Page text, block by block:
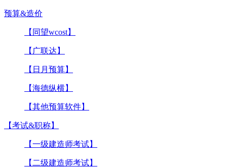
预算&造价
【同望wcost】
【广联达】
【日月预算】
【海德纵横】
【其他预算软件】
【考试&职称】
【一级建造师考试】
【二级建造师考试】